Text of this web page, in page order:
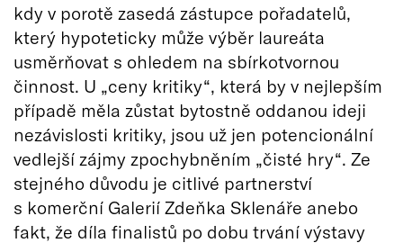
kdy v porotě zasedá zástupce pořadatelů,
který hypoteticky může výběr laureáta
usměrňovat s ohledem na sbírkotvornou
činnost. U „ceny kritiky“, která by v nejlepším
případě měla zůstat bytostně oddanou ideji
nezávislosti kritiky, jsou už jen potencionální
vedlejší zájmy zpochybněním „čisté hry“. Ze
stejného důvodu je citlivé partnerství
s komerční Galerií Zdeňka Sklenáře anebo
fakt, že díla finalistů po dobu trvání výstavy